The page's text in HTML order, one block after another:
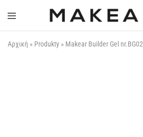
Makear-
Αρχική » Produkty » Makear Builder Gel nr.BG02